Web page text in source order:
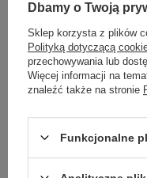
neurologicznymi,
pokarmowego,
problemem.
Najczęstsze
Chory w Domu 24:
Dbamy o Twoją
Sklep korzysta z plików
Polityką dotyczącą
przechowywania lub
Więcej informacji na
znaleźć także na stronie
Funkcjonalne